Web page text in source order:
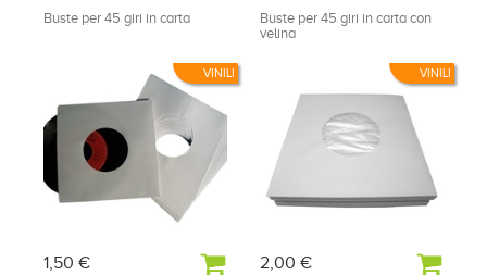
VINILI
Buste per 45 giri in carta
1,50 €
VINILI
Buste per 45 giri in carta con
velina
2,00 €